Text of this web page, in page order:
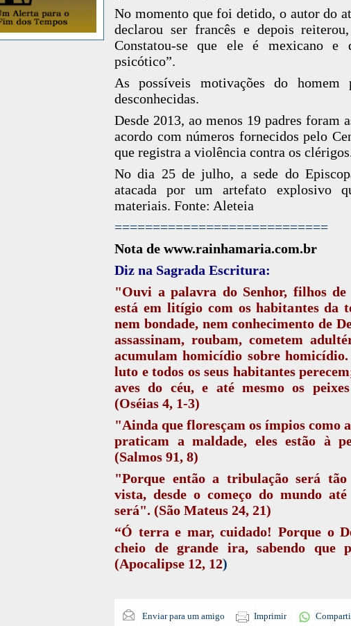
No momento que foi detido, o autor do
declarou ser francês e depois
Constatou-se que ele é mexicano e
psicótico”.
As possíveis motivações do homem
desconhecidas.
Desde 2013, ao menos 19 padres foram
acordo com números fornecidos pelo
que registra a violência contra os
No dia 25 de julho, a sede do
atacada por um artefato explosivo
materiais. Fonte: Aleteia
============================
Nota de www.rainhamaria.com.br
Diz na Sagrada Escritura:
"Ouvi a palavra do Senhor, filhos
está em litígio com os habitantes da
nem bondade, nem conhecimento de
assassinam, roubam, cometem
acumulam homicídio sobre
luto e todos os seus habitantes
aves do céu, e até mesmo os
(Oséias 4, 1-3)
"Ainda que floresçam os ímpios como
praticam a maldade, eles estão à
(Salmos 91, 8)
"Porque então a tribulação será
vista, desde o começo do mundo
será". (São Mateus 24, 21)
“Ó terra e mar, cuidado! Porque o
cheio de grande ira, sabendo que
(Apocalipse 12, 12)
Enviar para um amigo Imprimir